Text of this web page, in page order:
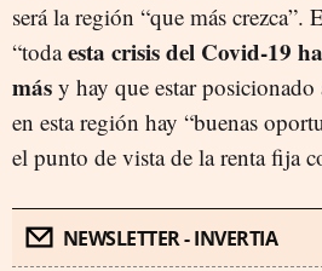
será la región “que más
“todaesta crisis del Covid-19
más y hay que estar
en esta región hay “buenas
el punto de vista de la renta fija
NEWSLETTER - INVERTIA